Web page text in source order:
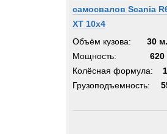
самосвалов Scania
XT 10х4
Объём кузова:
30
Мощность:
620
Колёсная формула:
Грузоподъемность: